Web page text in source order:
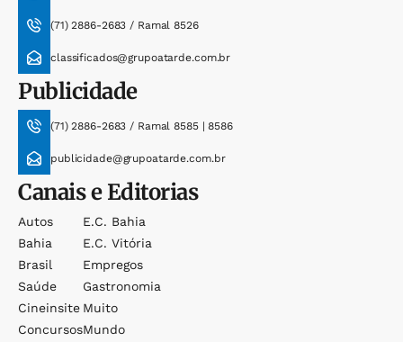
(71) 2886-2683 / Ramal 8526
classificados@grupoatarde.com.br
Publicidade
(71) 2886-2683 / Ramal 8585 | 8586
publicidade@grupoatarde.com.br
Canais e Editorias
Autos
Bahia
Brasil
Saúde
Cineinsite
Concursos
E.c. Bahia
E.c. Vitória
Empregos
Gastronomia
Muito
Mundo